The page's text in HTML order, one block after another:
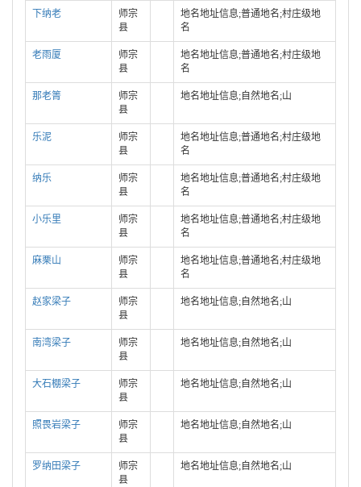
下纳老
师宗
县
地名地址信息;普通地名;村庄级地
名
老雨厦
师宗
县
地名地址信息;普通地名;村庄级地
名
那老箐
师宗
县
地名地址信息;自然地名;山
乐泥
师宗
县
地名地址信息;普通地名;村庄级地
名
纳乐
师宗
县
地名地址信息;普通地名;村庄级地
名
小乐里
师宗
县
地名地址信息;普通地名;村庄级地
名
麻栗山
师宗
县
地名地址信息;普通地名;村庄级地
名
赵家梁子
师宗
县
地名地址信息;自然地名;山
南湾梁子
师宗
县
地名地址信息;自然地名;山
大石棚梁子
师宗
县
地名地址信息;自然地名;山
照畏岩梁子
师宗
县
地名地址信息;自然地名;山
罗纳田梁子
师宗
县
地名地址信息;自然地名;山